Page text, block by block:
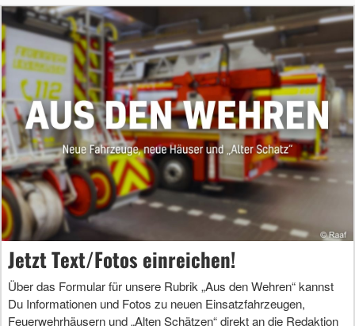
Jetzt Text/Fotos einreichen!
Über das Formular für unsere Rubrik „Aus den Wehren“ kannst
Du Informationen und Fotos zu neuen Einsatzfahrzeugen,
Feuerwehrhäusern und „Alten Schätzen“ direkt an die Redaktion